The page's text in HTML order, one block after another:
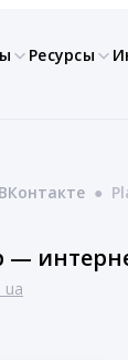
Ресурсы
ВКонтакте ●
—